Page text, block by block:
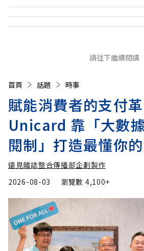
請往下繼續閱讀
首頁 話題 時事
賦能消費者的支付
Unicard 靠「大數
閱制」打造最懂你
遠見雜誌整合傳播部企劃製作
2026-08-03
瀏覽數 4,100+